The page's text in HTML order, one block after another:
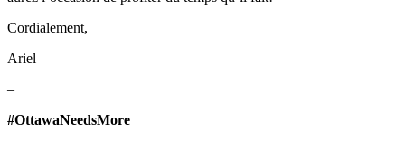
Cordialement,
Ariel
–
#OttawaNeedsMore